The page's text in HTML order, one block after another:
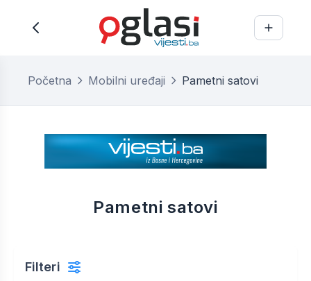
Početna Mobilni uređaji Pametni satovi
Pametni satovi
Filteri